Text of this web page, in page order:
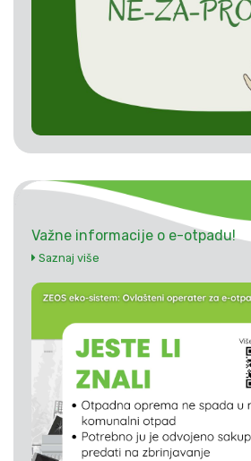
Važne informacije o e-otpadu!
Saznaj više